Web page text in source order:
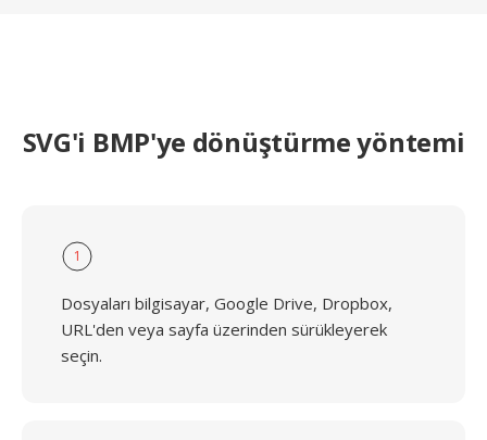
SVG'i BMP'ye dönüştürme yöntemi
1
Dosyaları bilgisayar, Google Drive, Dropbox,
URL'den veya sayfa üzerinden sürükleyerek
seçin.